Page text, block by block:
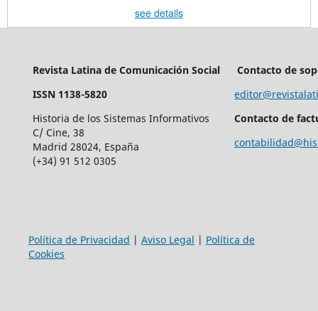
see details
Revista Latina de Comunicación Social
ISSN 1138-5820
Historia de los Sistemas Informativos
C/ Cine, 38
Madrid 28024, España
(+34) 91 512 0305
Contacto de
Contacto de
Política de Privacidad | Aviso Legal | Política de
Cookies